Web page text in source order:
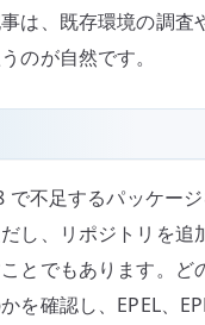
は、既存環境の調査
のが自然です。
で不足するパッケー
し、リポジトリを追
とでもあります。ど
を確認し、EPEL、